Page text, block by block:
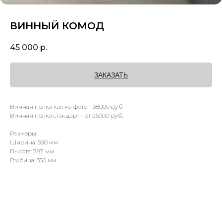
ВИННЫЙ КОМОД
45 000 р.
ЗАКАЗАТЬ
Винная полка как на фото - 38000 руб
Винная полка стандарт - от 25000 руб.
Размеры:
Ширина: 590 мм.
Высота: 787 мм.
Глубина: 350 мм.